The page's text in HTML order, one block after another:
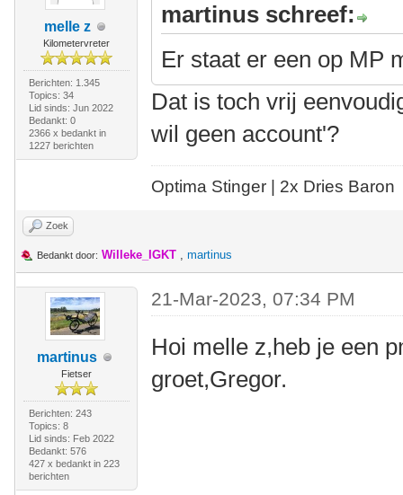
melle z
Kilometervreter
Berichten: 1.345
Topics: 34
Lid sinds: Jun 2022
Bedankt: 0
2366 x bedankt in
1227 berichten
martinus schreef:
Er staat er een op MP
Dat is toch vrij
wil geen account'?
Optima Stinger | 2x Dries Baron
Zoek
Bedankt door: Willeke_IGKT , martinus
martinus
Fietser
Berichten: 243
Topics: 8
Lid sinds: Feb 2022
Bedankt: 576
427 x bedankt in 223
berichten
21-Mar-2023, 07:34 PM
Hoi melle z,heb je een
groet,Gregor.